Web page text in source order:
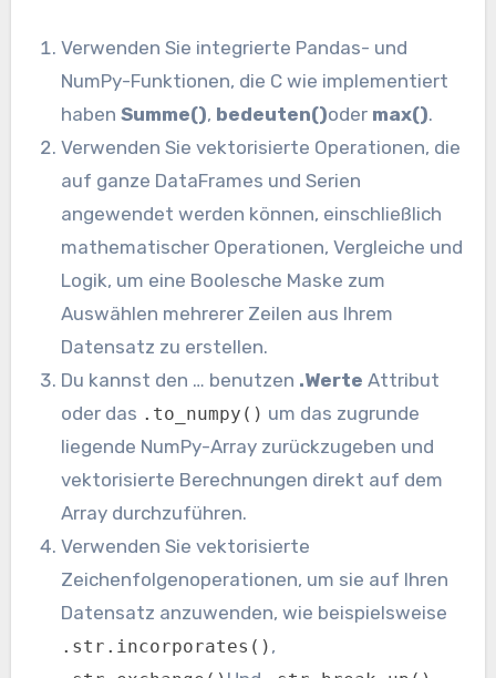
Verwenden Sie integrierte Pandas- und
NumPy-Funktionen, die C wie implementiert
habenSumme(), bedeuten()oder max().
Verwenden Sie vektorisierte Operationen, die
auf ganze DataFrames und Serien
angewendet werden können, einschließlich
mathematischer Operationen, Vergleiche und
Logik, um eine Boolesche Maske zum
Auswählen mehrerer Zeilen aus Ihrem
Datensatz zu erstellen.
Du kannst den … benutzen .Werte Attribut
oder das .to_numpy() um das zugrunde
liegende NumPy-Array zurückzugeben und
vektorisierte Berechnungen direkt auf dem
Array durchzuführen.
Verwenden Sie vektorisierte
Zeichenfolgenoperationen, um sie auf Ihren
Datensatz anzuwenden, wie beispielsweise
.str.incorporates() ,